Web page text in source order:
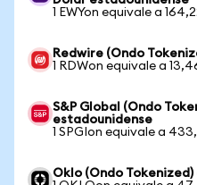
1 EWYon equivale a
Redwire (Ondo
1 RDWon equivale a
S&P Global (Ondo
estadounidense
1 SPGIon equivale a
Oklo (Ondo